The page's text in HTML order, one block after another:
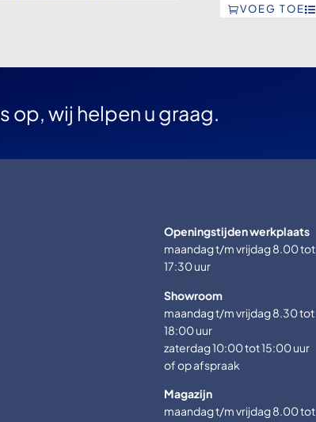
VOEG TOE
op, wij helpen u graag.
Openingstijden werkplaats
maandag t/m vrijdag 8.00 tot
17:30 uur
Showroom
maandag t/m vrijdag 8.30 tot
18:00 uur
zaterdag 10:00 tot 15:00 uur
of op afspraak
Magazijn
maandag t/m vrijdag 8.00 tot